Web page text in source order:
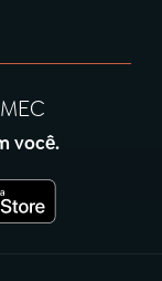
você.